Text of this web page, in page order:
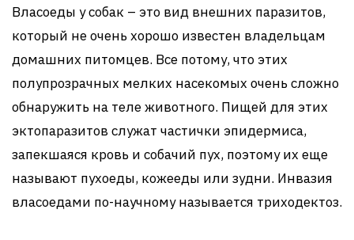
Власоеды у собак – это вид внешних паразитов,
который не очень хорошо известен владельцам
домашних питомцев. Все потому, что этих
полупрозрачных мелких насекомых очень сложно
обнаружить на теле животного. Пищей для этих
эктопаразитов служат частички эпидермиса,
запекшаяся кровь и собачий пух, поэтому их еще
называют пухоеды, кожееды или зудни. Инвазия
власоедами по-научному называется триходектоз.